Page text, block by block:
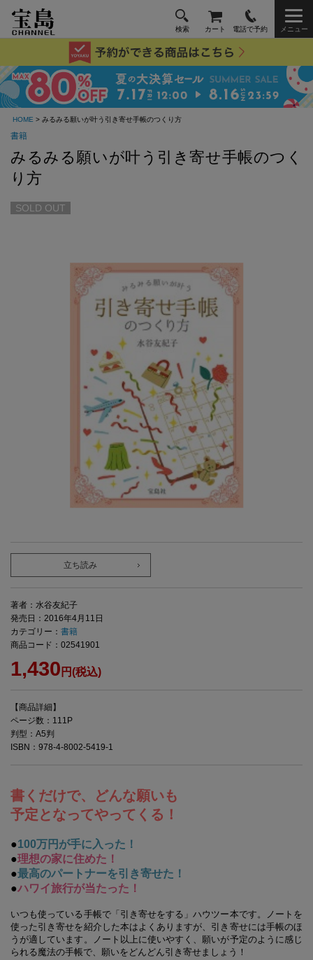
検索 カート 電話で予約 メニュー
HOME > みるみる願いが叶う引き寄せ手帳のつくり方
書籍
みるみる願いが叶う引き寄せ手帳のつく
り方
SOLD OUT
立ち読み
著者：水谷友紀子
発売日：2016年4月11日
カテゴリー： 書籍
商品コード：02541901
1,430 円(税込)
【商品詳細】
ページ数：111P
判型：A5判
ISBN：978-4-8002-5419-1
書くだけで、どんな願いも
予定となってやってくる！
●100万円が手に入った！
●理想の家に住めた！
●最高のパートナーを引き寄せた！
●ハワイ旅行が当たった！
いつも使っている手帳で「引き寄せをする」ハウツー本です。ノートを
使った引き寄せを紹介した本はよくありますが、引き寄せには手帳のほ
うが適しています。ノート以上に使いやすく、願いが予定のように感じ
られる魔法の手帳で、願いをどんどん引き寄せましょう！